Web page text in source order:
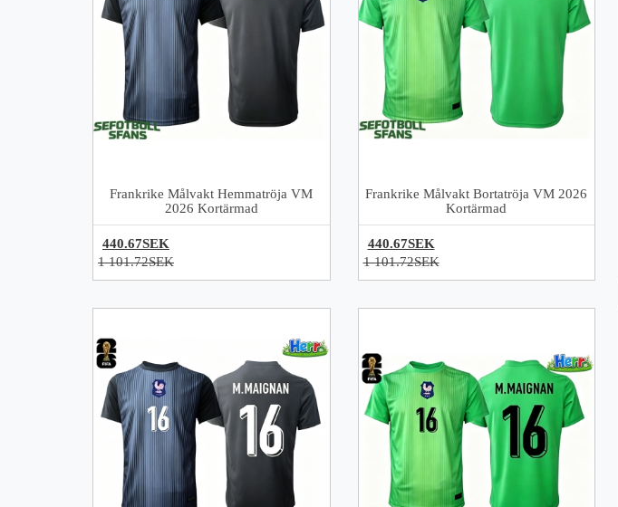
Frankrike Målvakt Hemmatröja VM
2026 Kortärmad
440.67SEK
1 101.72SEK
Frankrike Målvakt Bortatröja VM 2026
Kortärmad
440.67SEK
1 101.72SEK